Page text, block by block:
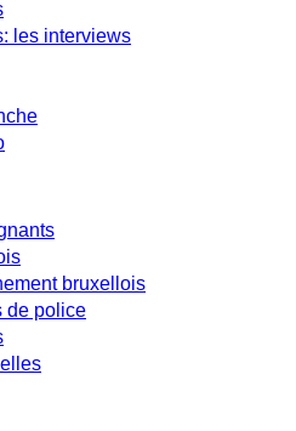
les interviews
bruxellois
de police